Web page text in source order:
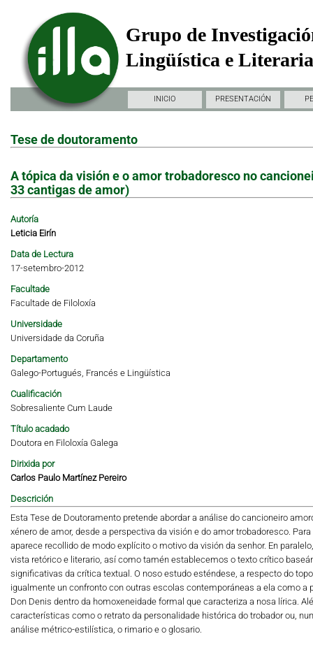
Grupo de
Lingüística e
INICIO PRESENTACIÓN
Tese de doutoramento
A tópica da visión e o amor trobadoresco no
33 cantigas de amor)
Autoría
Leticia Eirín
Data de Lectura
17-setembro-2012
Facultade
Facultade de Filoloxía
Universidade
Universidade da Coruña
Departamento
Galego-Portugués, Francés e Lingüística
Cualificación
Sobresaliente Cum Laude
Título acadado
Doutora en Filoloxía Galega
Dirixida por
Carlos Paulo Martínez Pereiro
Descrición
Esta Tese de Doutoramento pretende abordar a análise do cancioneiro
xénero de amor, desde a perspectiva da visión e do amor trobadoresco.
aparece recollido de modo explícito o motivo da visión da senhor. En
vista retórico e literario, así como tamén establecemos o texto crítico
significativas da crítica textual. O noso estudo esténdese, a respecto do
igualmente un confronto con outras escolas contemporáneas a ela como
Don Denis dentro da homoxeneidade formal que caracteriza a nosa lírica.
características como o retrato da personalidade histórica do trobador ou,
análise métrico-estilística, o rimario e o glosario.